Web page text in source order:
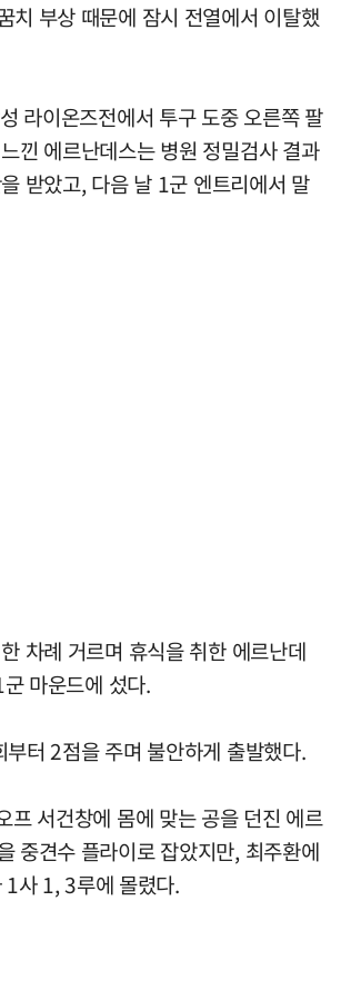
치 부상 때문에 잠시 전열에서 이탈했
라이온즈전에서 투구 도중 오른쪽 팔
낀 에르난데스는 병원 정밀검사 결과
받았고, 다음 날 1군 엔트리에서 말
차례 거르며 휴식을 취한 에르난데
마운드에 섰다.
터 2점을 주며 불안하게 출발했다.
프 서건창에 몸에 맞는 공을 던진 에르
중견수 플라이로 잡았지만, 최주환에
1사 1, 3루에 몰렸다.